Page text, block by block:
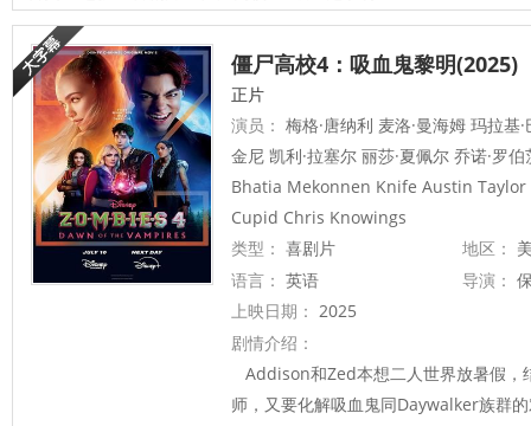
僵尸高校4：吸血鬼黎明(2025)
正片
演员： 梅格·唐纳利 麦洛·曼海姆 玛拉基
金尼 凯利·拉塞尔 丽莎·夏佩尔 乔诺·罗
Bhatia Mekonnen Knife Austin Taylor
Cupid Chris Knowings
类型： 喜剧片 地区：
语言： 英语 导演：
上映日期： 2025
剧情介绍：
Addison和Zed本想二人世界放暑假，
师，又要化解吸血鬼同Daywalker族群